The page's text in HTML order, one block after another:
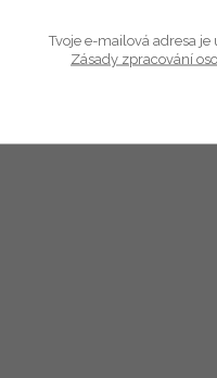
Tvoje e-mailová adresa je
Zásady zpracování